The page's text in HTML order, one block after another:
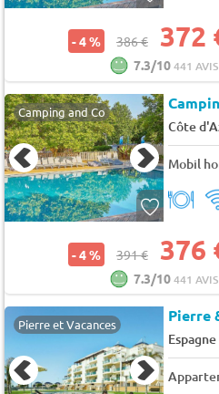
- 4 % 386 € 372
7.3/10441 AVIS
Camping and Co
Côte
Mobil
- 4 % 391 € 376
7.3/10441 AVIS
Pierre et Vacances